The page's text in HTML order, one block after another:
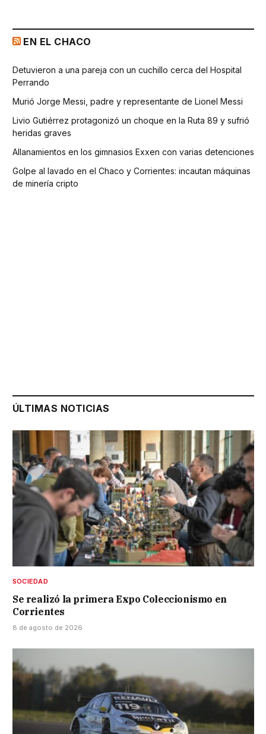
EN EL CHACO
Detuvieron a una pareja con un cuchillo cerca del Hospital
Perrando
Murió Jorge Messi, padre y representante de Lionel Messi
Livio Gutiérrez protagonizó un choque en la Ruta 89 y sufrió
heridas graves
Allanamientos en los gimnasios Exxen con varias detenciones
Golpe al lavado en el Chaco y Corrientes: incautan máquinas
de minería cripto
ÚLTIMAS NOTICIAS
SOCIEDAD
Se realizó la primera Expo Coleccionismo en
Corrientes
8 de agosto de 2026